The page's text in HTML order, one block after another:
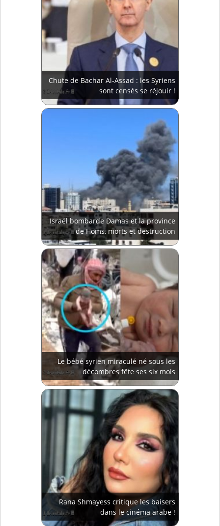
Chute de Bachar Al-Assad : les Syriens
sont censés se réjouir !
Israël bombarde Damas et la province
de Homs, morts et destruction
Le bébé syrien miraculé né sous les
décombres fête ses six mois
Rana Shmayess critique les baisers
dans le cinéma arabe !